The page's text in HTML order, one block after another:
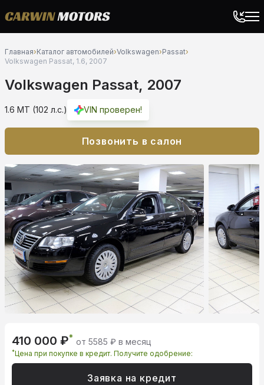
Главная›Каталог автомобилей›Volkswagen›Passat›
Volkswagen Passat, 1.6, 2007
Volkswagen Passat, 2007
1.6 MT (102 л.с.) VIN проверен!
Позвонить в салон
410 000 ₽* от 5585 ₽ в месяц
*Цена при покупке в кредит. Получите одобрение:
Заявка на кредит